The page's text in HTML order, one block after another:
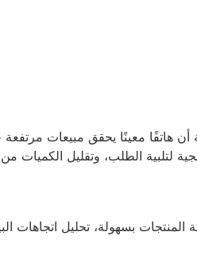
هاتفًا معينًا يحقق مبيعات
لتلبية الطلب، وتقليل الكميات
بسهولة، تحليل اتجاهات